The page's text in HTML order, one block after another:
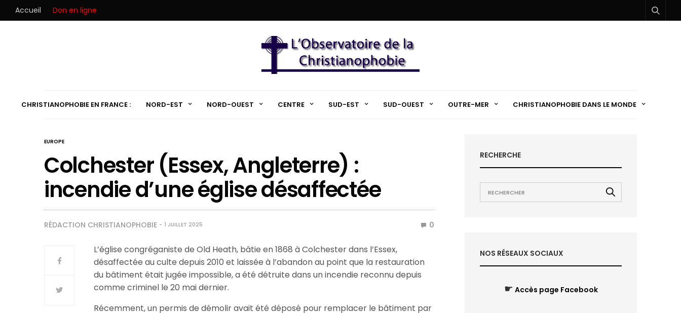
Accueil Don en ligne
CHRISTIANOPHOBIE EN FRANCE : NORD-EST NORD-OUEST CENTRE SUD-EST SUD-OUEST OUTRE-MER CHRISTIANOPHOBIE DANS LE MONDE
EUROPE
Colchester (Essex, Angleterre) :
incendie d’une église désaffectée
RÉDACTION CHRISTIANOPHOBIE 1 JUILLET 2025 0
L’église congréganiste de Old Heath, bâtie en 1868 à Colchester dans l’Essex,
désaffectée au culte depuis 2010 et laissée à l’abandon au point que la restauration
du bâtiment était jugée impossible, a été détruite dans un incendie reconnu depuis
comme criminel le 20 mai dernier.
Récemment, un permis de démolir avait été déposé pour remplacer le bâtiment par
RECHERCHE
NOS RÉSEAUX SOCIAUX
☛ Accès page Facebook